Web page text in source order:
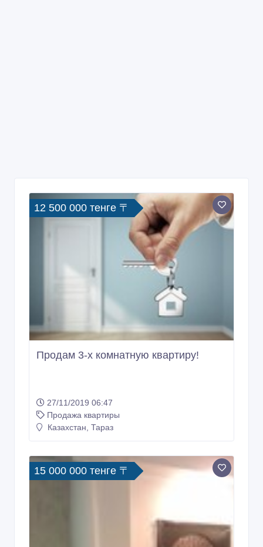
12 500 000 тенге 〒
Продам 3-х комнатную квартиру!
27/11/2019 06:47
Продажа квартиры
Казахстан, Тараз
15 000 000 тенге 〒